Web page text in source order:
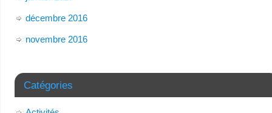
décembre 2016
novembre 2016
Catégories